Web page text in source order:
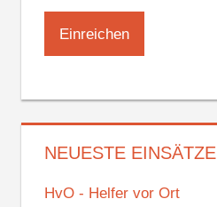
NEUESTE EINSÄTZE
HvO - Helfer vor Ort